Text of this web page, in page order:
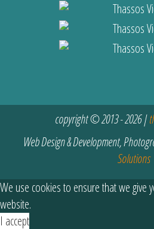
copyright © 2013 - 2026 |
Web Design & Development,
Solutions
We use cookies to ensure that we give
website.
I accept